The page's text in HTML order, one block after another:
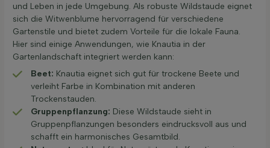
und Leben in jede Umgebung. Als robuste Wildstaude eignet
sich die Witwenblume hervorragend für verschiedene
Gartenstile und bietet zudem Vorteile für die lokale Fauna.
Hier sind einige Anwendungen, wie Knautia in der
Gartenlandschaft integriert werden kann:
Beet: Knautia eignet sich gut für trockene Beete und
verleiht Farbe in Kombination mit anderen
Trockenstauden.
Gruppenpflanzung: Diese Wildstaude sieht in
Gruppenpflanzungen besonders eindrucksvoll aus und
schafft ein harmonisches Gesamtbild.